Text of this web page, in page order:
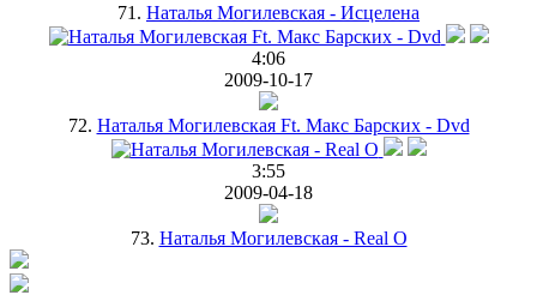
71. Наталья Могилевская - Исцелена
4:06
2009-10-17
72. Наталья Могилевская Ft. Макс Барских - Dvd
3:55
2009-04-18
73. Наталья Могилевская - Real O